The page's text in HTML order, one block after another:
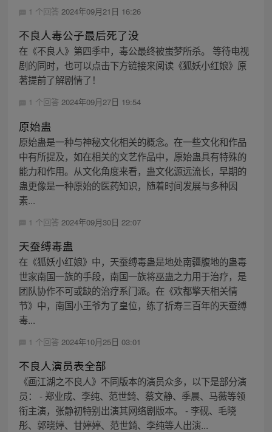
1 个回答 2024年09月21日 16:26
不良人毒公子最后死了没
在《不良人》第四季中，毒公最终被蚩梦所杀。 等待电视
剧的同时，也可以点击下方链接来阅读《狐妖小红娘》原
著提前了解剧情了！
1 个回答 2024年09月27日 19:54
原始蛊
原始蛊是一种与神秘文化相关的概念。在一些文化和作品
中有所提及，如在相关的文艺作品中，原始蛊具有特殊的
能力和作用。从文化角度来看，蛊文化源远流长，早期的
蛊更像是一种原始的医药知识，随着时间发展与多种因
素...
1 个回答 2024年09月30日 22:07
天蚕缚毒蛊
在《狐妖小红娘》中，天蚕缚毒蛊是地处南疆腹地的蛊毒
世家南国一族的手段，南国一族将巫蛊之力用于治疗，是
团队协作不可或缺的治疗系门派。在《欢都擎天相关情
节》中，南国小王爷为了皇位，练了折寿三百年的天蚕缚
毒...
1 个回答 2024年10月25日 03:01
不良人演员表全部
《画江湖之不良人》不同版本的演员众多，以下是部分演
员： - 郑业成、李纯、范世錡、蔡文静、季晨、马薇等领
衔主演，张静初特别出演其网络剧版本。 - 李砚、毛晓
彤、郭晓婷、甘婷婷、范世錡、李纯等人出演...